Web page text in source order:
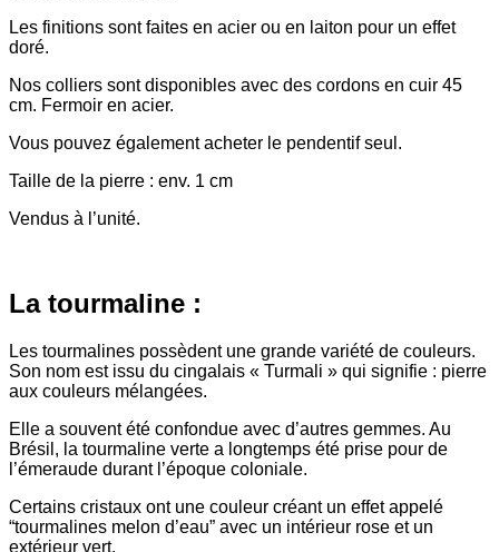
Les finitions sont faites en acier ou en laiton pour un effet
doré.
Nos colliers sont disponibles avec des cordons en cuir 45
cm. Fermoir en acier.
Vous pouvez également acheter le pendentif seul.
Taille de la pierre : env. 1 cm
Vendus à l’unité.
La tourmaline :
Les tourmalines possèdent une grande variété de couleurs.
Son nom est issu du cingalais « Turmali » qui signifie : pierre
aux couleurs mélangées.
Elle a souvent été confondue avec d’autres gemmes. Au
Brésil, la tourmaline verte a longtemps été prise pour de
l’émeraude durant l’époque coloniale.
Certains cristaux ont une couleur créant un effet appelé
“tourmalines melon d’eau” avec un intérieur rose et un
extérieur vert.